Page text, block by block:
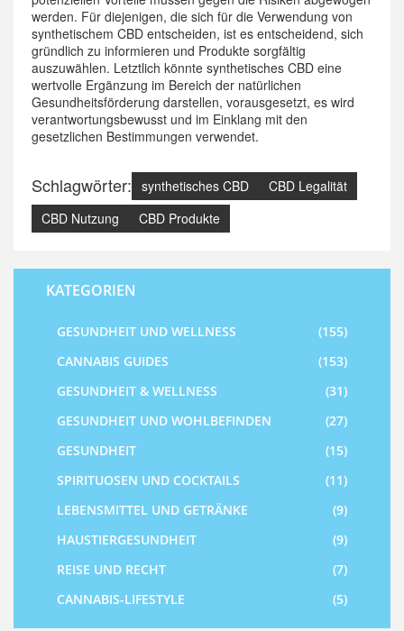
werden. Für diejenigen, die sich für die Verwendung von
synthetischem CBD entscheiden, ist es entscheidend, sich
gründlich zu informieren und Produkte sorgfältig
auszuwählen. Letztlich könnte synthetisches CBD eine
wertvolle Ergänzung im Bereich der natürlichen
Gesundheitsförderung darstellen, vorausgesetzt, es wird
verantwortungsbewusst und im Einklang mit den
gesetzlichen Bestimmungen verwendet.
Schlagwörter: synthetisches CBD
CBD Legalität
CBD Nutzung
CBD Produkte
KATEGORIEN
GESUNDHEIT UND WELLNESS
(155)
CANNABIS GUIDES
(153)
GESUNDHEIT & WELLNESS
(31)
GESUNDHEIT UND WOHLBEFINDEN
(27)
GESUNDHEIT
(15)
SPIRITUOSEN UND COCKTAILS
(11)
LEBENSMITTEL UND GETRÄNKE
(9)
HAUSTIERGESUNDHEIT
(9)
REISE UND RECHT
(7)
CANNABIS-LIFESTYLE
(5)